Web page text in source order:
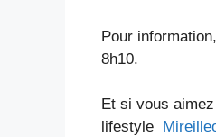
Pour
8h10.
Et si vous
lifestyle